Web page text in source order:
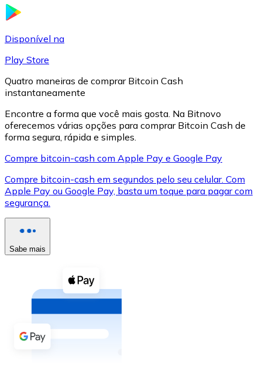
XRP
Compre criptomoedas com dinheiro e outros
Transferência SEPA
Adicione fundos à sua conta Bitnovo ou faça
Disponível na
Play Store
Quatro maneiras de comprar Bitcoin Cash
instantaneamente
Encontre a forma que você mais gosta. Na Bitnovo
oferecemos várias opções para comprar Bitcoin Cash de
forma segura, rápida e simples.
Compre bitcoin-cash com Apple Pay e Google Pay
Compre bitcoin-cash em segundos pelo seu celular. Com
Apple Pay ou Google Pay, basta um toque para pagar com
segurança.
Sabe mais